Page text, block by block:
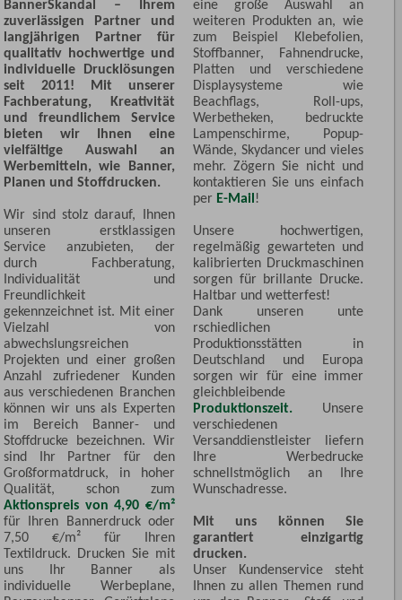
BannerSkandal – Ihrem
zuverlässigen Partner und
langjährigen Partner für
qualitativ hochwertige und
individuelle Drucklösungen
seit 2011! Mit unserer
Fachberatung, Kreativität
und freundlichem Service
bieten wir Ihnen eine
vielfältige Auswahl an
Werbemitteln, wie Banner,
Planen und Stoffdrucken.
Wir sind stolz darauf, Ihnen
unseren erstklassigen
Service anzubieten, der
durch Fachberatung,
Individualität und
Freundlichkeit
gekennzeichnet ist. Mit einer
Vielzahl von
abwechslungsreichen
Projekten und einer großen
Anzahl zufriedener Kunden
aus verschiedenen Branchen
können wir uns als Experten
im Bereich Banner- und
Stoffdrucke bezeichnen. Wir
sind Ihr Partner für den
Großformatdruck, in hoher
Qualität, schon zum
Aktionspreis von 4,90 €/m²
für Ihren Bannerdruck oder
7,50 €/m² für Ihren
Textildruck. Drucken Sie mit
uns Ihr Banner als
individuelle Werbeplane,
eine große Auswahl an
weiteren Produkten an, wie
zum Beispiel Klebefolien,
Stoffbanner, Fahnendrucke,
Platten und verschiedene
Displaysysteme wie
Beachflags, Roll-ups,
Werbetheken, bedruckte
Lampenschirme, Popup-
Wände, Skydancer und vieles
mehr. Zögern Sie nicht und
kontaktieren Sie uns einfach
per E-Mail!
Unsere hochwertigen,
regelmäßig gewarteten und
kalibrierten Druckmaschinen
sorgen für brillante Drucke.
Haltbar und wetterfest!
Dank unseren unte
rschiedlichen
Produktionsstätten in
Deutschland und Europa
sorgen wir für eine immer
gleichbleibende
Produktionszeit.Unsere
verschiedenen
Versanddienstleister liefern
Ihre Werbedrucke
schnellstmöglich an Ihre
Wunschadresse.
Mit uns können Sie
garantiert einzigartig
drucken.
Unser Kundenservice steht
Ihnen zu allen Themen rund